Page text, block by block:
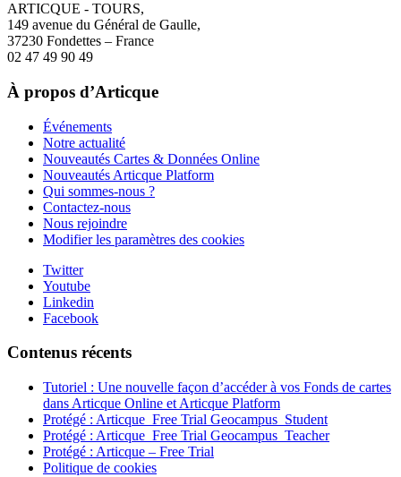
ARTICQUE - TOURS,
149 avenue du Général de Gaulle,
37230 Fondettes – France
02 47 49 90 49
À propos d’Articque
Événements
Notre actualité
Nouveautés Cartes & Données Online
Nouveautés Articque Platform
Qui sommes-nous ?
Contactez-nous
Nous rejoindre
Modifier les paramètres des cookies
Twitter
Youtube
Linkedin
Facebook
Contenus récents
Tutoriel : Une nouvelle façon d’accéder à vos Fonds de cartes
dans Articque Online et Articque Platform
Protégé : Articque_Free Trial Geocampus_Student
Protégé : Articque_Free Trial Geocampus_Teacher
Protégé : Articque – Free Trial
Politique de cookies